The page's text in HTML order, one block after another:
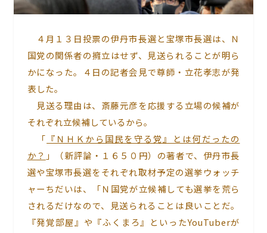
４月１３日投票の伊丹市長選と宝塚市長選は、Ｎ
国党の関係者の擁立はせず、見送られることが明ら
かになった。４日の記者会見で尊師・立花孝志が発
表した。
見送る理由は、斎藤元彦を応援する立場の候補が
それぞれ立候補しているから。
「 『ＮＨＫから国民を守る党』とは何だったの
か？ 」（新評論・１６５０円）の著者で、伊丹市長
選や宝塚市長選をそれぞれ取材予定の選挙ウォッチ
ャーちだいは、「Ｎ国党が立候補しても選挙を荒ら
されるだけなので、見送られることは良いことだ。
『発覚部屋』や『ふくまろ』といったYouTuberが